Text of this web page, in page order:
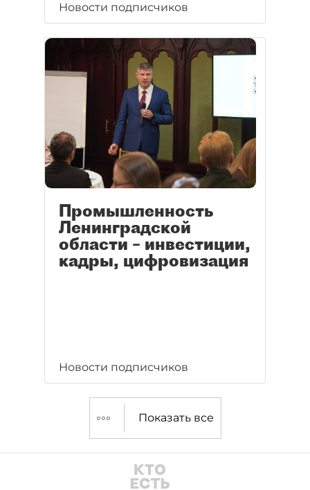
Новости подписчиков
Промышленность
Ленинградской
области – инвестиции,
кадры, цифровизация
Новости подписчиков
Показать все